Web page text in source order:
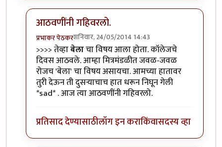
आठवणींनी गहिवरलो.
प्रभाकर पेठकरशनिवार, 24/05/2014 14:43
In reply toकट्ट्याला होलसेल मधे शुभेच्छाby
>>>> तेव्हाबेलाचा विषय आला होता. कॉलेजचे
दिवस आठवले. आम्हा मित्रमंडळीत जवळ-जवळ
रोजच 'बेला' चा विषय असायचा. आमच्या हातावर
तुरी देऊन ती दुसर्‍याचाच हात धरून निघून गेली
*sad* . आज त्या आठवणींनी गहिवरलो.
प्रतिसाद देण्यासाठीलॉग इन कराकिंवासदस्य व्हा